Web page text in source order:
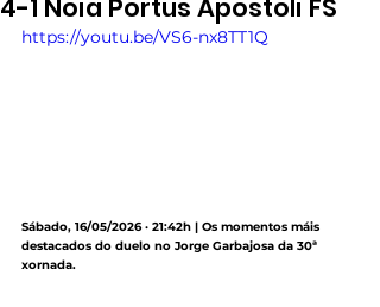
4-1 Noia Portus Apostoli FS
https://youtu.be/VS6-nx8TT1Q
Sábado, 16/05/2026 · 21:42h | Os momentos máis
destacados do duelo no Jorge Garbajosa da 30ª
xornada.